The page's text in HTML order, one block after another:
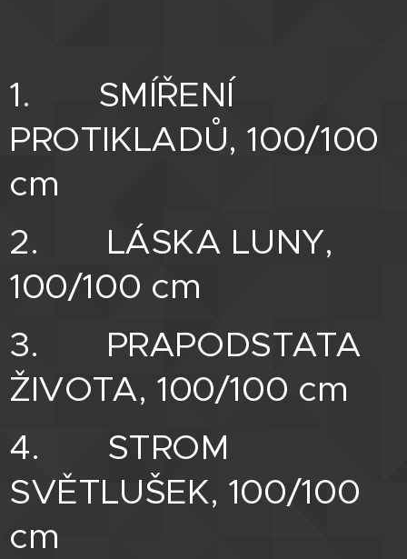
1. SMÍŘENÍ
PROTIKLADŮ, 100/100
cm
2. LÁSKA LUNY,
100/100 cm
3. PRAPODSTATA
ŽIVOTA, 100/100 cm
4. STROM
SVĚTLUŠEK, 100/100
cm